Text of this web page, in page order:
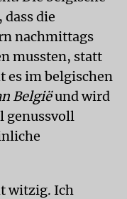
die
nachmittags
mussten, statt
es im belgischen
Belgiëund wird
genussvoll
witzig. Ich